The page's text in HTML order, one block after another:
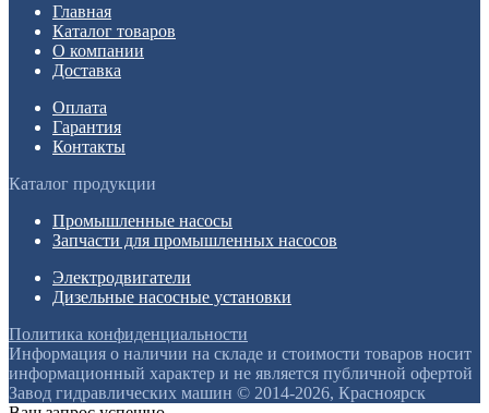
Главная
Каталог товаров
О компании
Доставка
Оплата
Гарантия
Контакты
Каталог продукции
Промышленные насосы
Запчасти для промышленных насосов
Электродвигатели
Дизельные насосные установки
Политика конфиденциальности
Информация о наличии на складе и стоимости товаров носит
информационный характер и не является публичной офертой
Завод гидравлических машин © 2014-2026, Красноярск